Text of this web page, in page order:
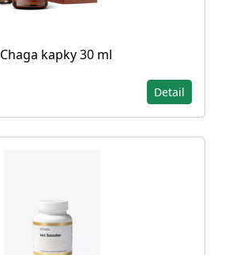
Chaga kapky 30 ml
Detail